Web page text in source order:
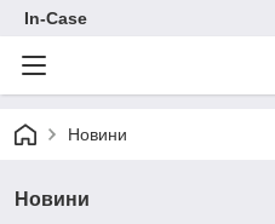
In-Case
Новини
Новини